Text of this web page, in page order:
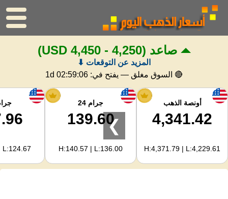
الرئيسية
سعر الذهب
اسعار الفضه
حاسبة الذهب
لمشرفي المواقع
صاعد (4,250 - 4,450 USD)
المزيد عن التوقعات ⬇
🔴 السوق مغلق — يفتح في: 1d 02:59:06
أونصة الذهب
4,341.42
H:4,371.79 | L:4,229.61
جرام 24
139.60
H:140.57 | L:136.00
L:124.67
❯